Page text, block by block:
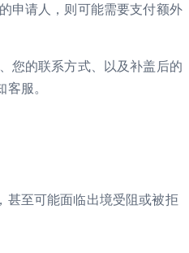
申请人，则可能需要支付额外
您的联系方式、以及补盖后的
服。
甚至可能面临出境受阻或被拒